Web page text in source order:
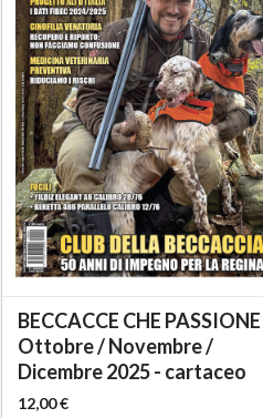
BECCACCE CHE
Ottobre / Novembre /
Dicembre 2025 - cartaceo
12,00 €